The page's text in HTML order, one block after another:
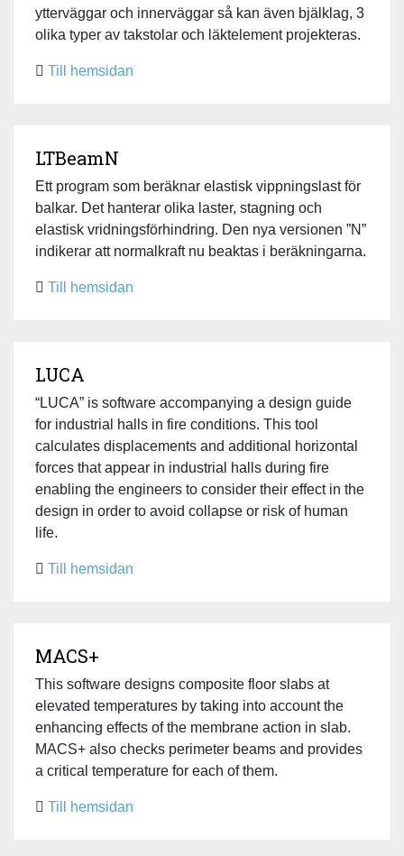
ytterväggar och innerväggar så kan även bjälklag, 3
olika typer av takstolar och läktelement projekteras.
Till hemsidan
LTBeamN
Ett program som beräknar elastisk vippningslast för
balkar. Det hanterar olika laster, stagning och
elastisk vridningsförhindring. Den nya versionen ”N”
indikerar att normalkraft nu beaktas i beräkningarna.
Till hemsidan
LUCA
“LUCA” is software accompanying a design guide
for industrial halls in fire conditions. This tool
calculates displacements and additional horizontal
forces that appear in industrial halls during fire
enabling the engineers to consider their effect in the
design in order to avoid collapse or risk of human
life.
Till hemsidan
MACS+
This software designs composite floor slabs at
elevated temperatures by taking into account the
enhancing effects of the membrane action in slab.
MACS+ also checks perimeter beams and provides
a critical temperature for each of them.
Till hemsidan